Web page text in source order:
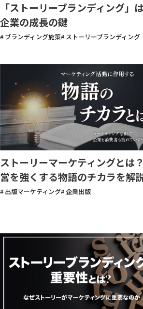
「ストーリーブランディング」
企業の成長の鍵
# ブランディング施策# ストーリーブランディング
ストーリーマーケティングとは
営を強くする物語のチカラを解
# 出版マーケティング# 企業出版